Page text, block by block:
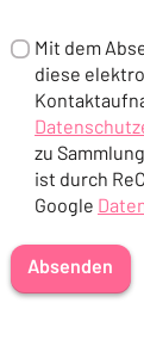
Mit dem
diese
(Öffnet in
zu
ist durch
Google
Absenden